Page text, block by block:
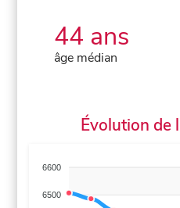
44 ans
âge médian
Évolution de
6600
6500